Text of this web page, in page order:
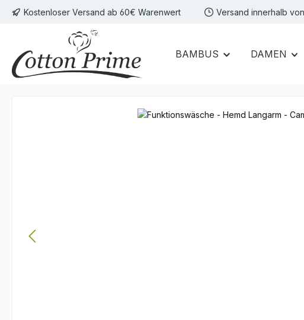
Hauptinhalt springen
Zur Suche springen
Zur Hauptnavigation springen
Kostenloser Versand ab 60€ Warenwert Versand innerhalb
BAMBUS DAMEN